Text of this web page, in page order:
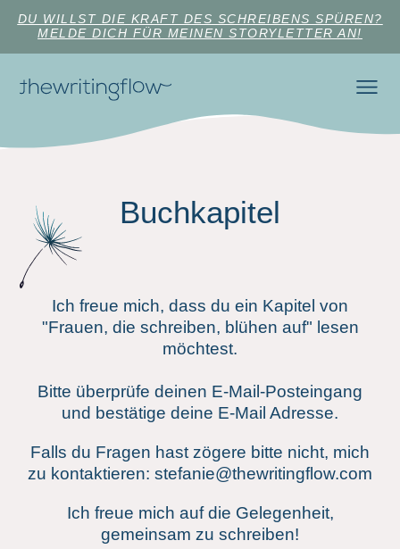
DU WILLST DIE KRAFT DES SCHREIBENS SPÜREN?
MELDE DICH FÜR MEINEN STORYLETTER AN!
Buchkapitel
Ich freue mich, dass du ein Kapitel von
"Frauen, die schreiben, blühen auf" lesen
möchtest.
Bitte überprüfe deinen E-Mail-Posteingang
und bestätige deine E-Mail Adresse.
Falls du Fragen hast zögere bitte nicht, mich
zu kontaktieren: stefanie@thewritingflow.com
Ich freue mich auf die Gelegenheit,
gemeinsam zu schreiben!